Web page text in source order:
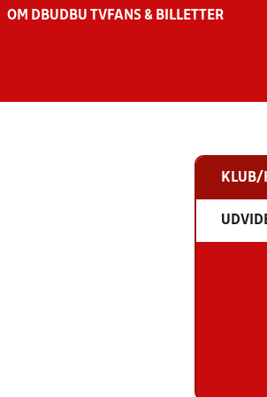
OM DBU DBU TV FANS & BILLETTER
KLUB/